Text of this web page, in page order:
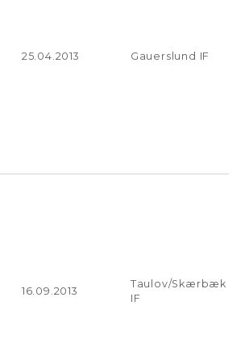
25.04.2013 Gauerslund IF
16.09.2013
Taulov/Skærbæk
IF